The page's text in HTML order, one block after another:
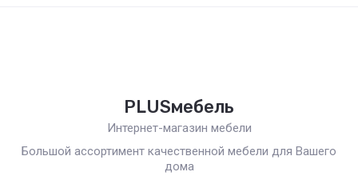
PLUSмебель
Интернет-магазин мебели
Большой ассортимент качественной мебели для Вашего
дома